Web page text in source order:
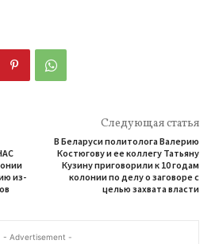
из-
Следующая статья
В Беларуси политолога Валерию
Костюгову и ее коллегу Татьяну
Кузину приговорили к 10 годам
колонии по делу о заговоре с
целью захвата власти
- Advertisement -